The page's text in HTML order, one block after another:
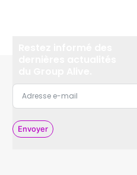
Envoyer